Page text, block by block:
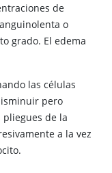
de
o
grado. El edema
las células
pero
de la
a la vez